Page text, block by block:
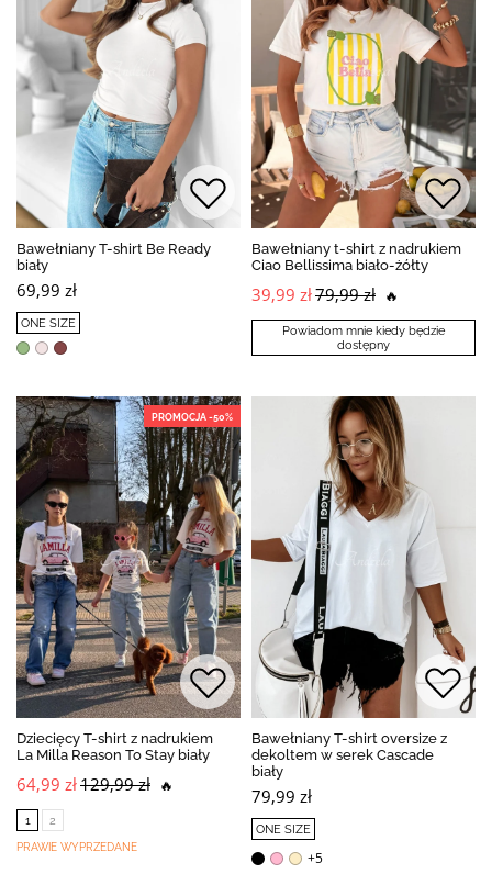
Bawełniany T-shirt Be Ready
biały
69,99 zł
ONE SIZE
Bawełniany t-shirt z nadrukiem
Ciao Bellissima biało-żółty
39,99 zł79,99 zł 🔥
Powiadom mnie kiedy będzie
dostępny
PROMOCJA -50%
Dziecięcy T-shirt z nadrukiem
La Milla Reason To Stay biały
64,99 zł129,99 zł 🔥
1 2
PRAWIE WYPRZEDANE
Bawełniany T-shirt oversize z
dekoltem w serek Cascade
biały
79,99 zł
ONE SIZE
+5